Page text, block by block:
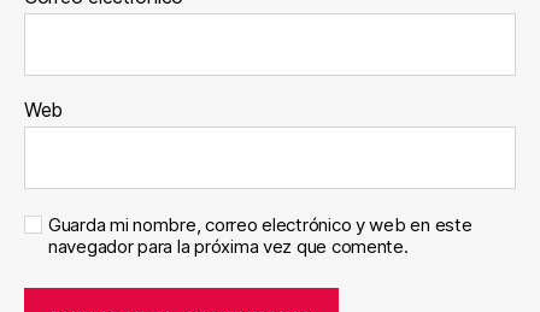
Web
Guarda mi nombre, correo electrónico y web en este
navegador para la próxima vez que comente.